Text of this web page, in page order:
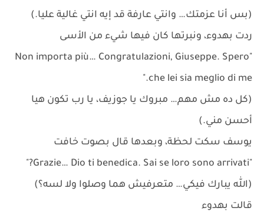
(بس أنا عزمتك… وانتي عارفة قد إيه انتي غالية عليا.)
ردت بهدوء، ونبرتها كان فيها شيء من الأسى
"Non importa più… Congratulazioni, Giuseppe. Spero
che lei sia meglio di me."
(كل ده مش مهم… مبروك يا جوزيف، يا رب تكون هيا
أحسن مني.)
يوسف سكت لحظة، وبعدها قال بصوت خافت
"Grazie… Dio ti benedica. Sai se loro sono arrivati?"
(الله يبارك فيكي… متعرفيش هما وصلوا ولا لسه؟)
قالت بهدوء